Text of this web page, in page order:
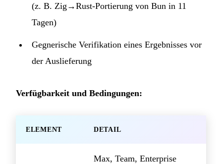
(z. B. Zig→Rust-Portierung von Bun in 11
Tagen)
Gegnerische Verifikation eines Ergebnisses vor
der Auslieferung
Verfügbarkeit und Bedingungen:
ELEMENT DETAIL
Max, Team, Enterprise